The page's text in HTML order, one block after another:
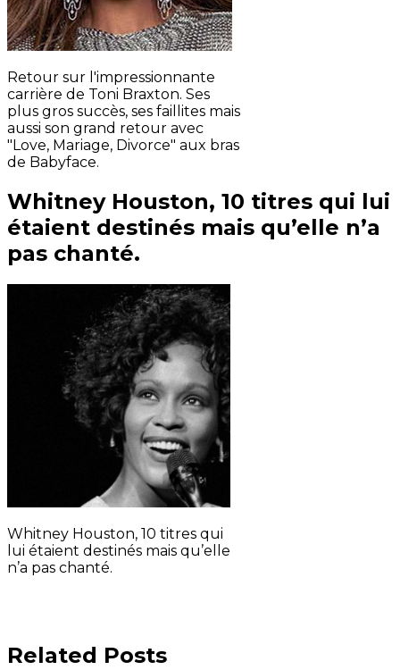
Retour sur l'impressionnante
carrière de Toni Braxton. Ses
plus gros succès, ses faillites mais
aussi son grand retour avec
"Love, Mariage, Divorce" aux bras
de Babyface.
Whitney Houston, 10 titres qui lui
étaient destinés mais qu’elle n’a
pas chanté.
Whitney Houston, 10 titres qui
lui étaient destinés mais qu’elle
n’a pas chanté.
Related Posts